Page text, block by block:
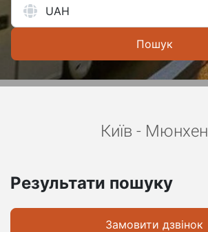
Пошук
Київ - Мюнхен
Результати пошуку
Замовити дзвінок